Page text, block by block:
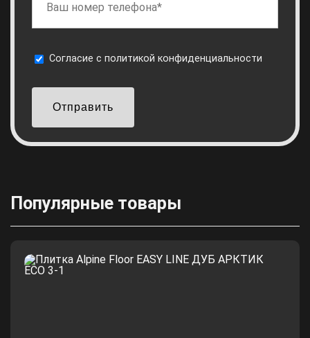
Cогласие сполитикой конфиденциальности
Отправить
Популярные товары